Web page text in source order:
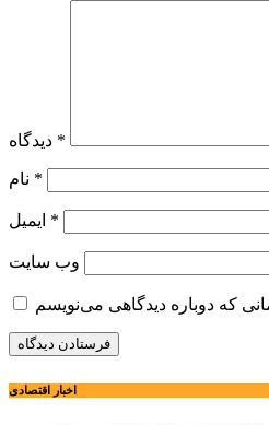
*
*
*
وب‌ سایت
اخبار اقتصادی